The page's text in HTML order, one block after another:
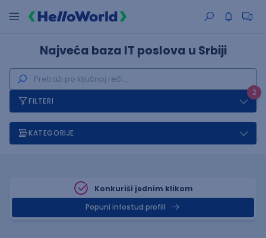
Najveća baza IT poslova u Srbiji
2
FILTERI
KATEGORIJE
Konkuriši jednim klikom
Popuni infostud profill